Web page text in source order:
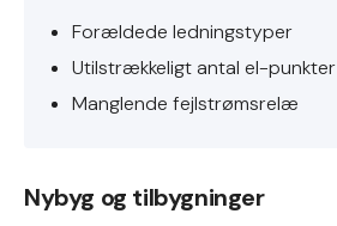
Forældede ledningstyper
Utilstrækkeligt antal el-punkter
Manglende fejlstrømsrelæ
Nybyg og tilbygninger